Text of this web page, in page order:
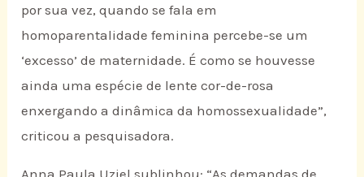
por sua vez, quando se fala em
homoparentalidade feminina percebe-se um
‘excesso’ de maternidade. É como se houvesse
ainda uma espécie de lente cor-de-rosa
enxergando a dinâmica da homossexualidade”,
criticou a pesquisadora.